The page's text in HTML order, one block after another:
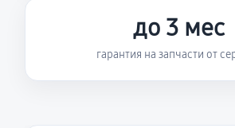
до 3 мес
гарантия на запчасти от